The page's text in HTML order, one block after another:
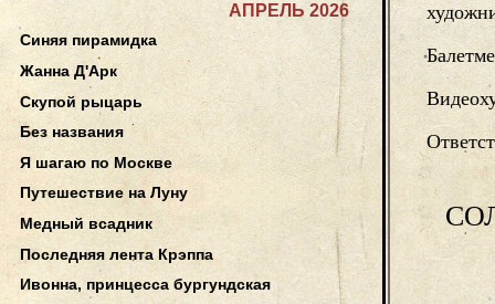
АПРЕЛЬ 2026
Синяя пирамидка
Жанна Д'Арк
Скупой рыцарь
Без названия
Я шагаю по Москве
Путешествие на Луну
Медный всадник
Последняя лента Крэппа
Ивонна, принцесса бургундская